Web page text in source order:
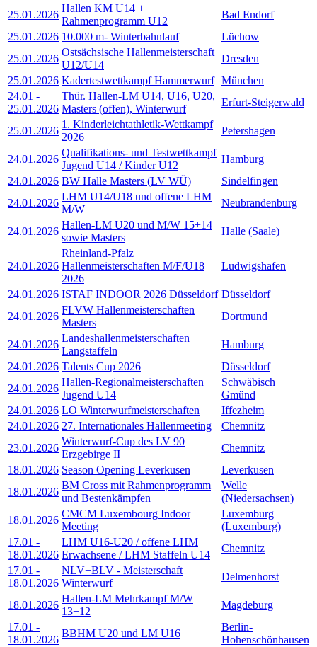
25.01.2026
Hallen KM U14 +
Rahmenprogramm U12
Bad Endorf
25.01.2026 10.000 m- Winterbahnlauf
Lüchow
25.01.2026
Ostsächsische Hallenmeisterschaft
U12/U14
Dresden
25.01.2026 Kadertestwettkampf Hammerwurf München
24.01 -
25.01.2026
Thür. Hallen-LM U14, U16, U20,
Masters (offen), Winterwurf
Erfurt-Steigerwald
25.01.2026
1. Kinderleichtathletik-Wettkampf
2026
Petershagen
24.01.2026
Qualifikations- und Testwettkampf
Jugend U14 / Kinder U12
Hamburg
24.01.2026 BW Halle Masters (LV WÜ)
Sindelfingen
24.01.2026
LHM U14/U18 und offene LHM
M/W
Neubrandenburg
24.01.2026
Hallen-LM U20 und M/W 15+14
sowie Masters
Halle (Saale)
24.01.2026
Rheinland-Pfalz
Hallenmeisterschaften M/F/U18
2026
Ludwigshafen
24.01.2026 ISTAF INDOOR 2026 Düsseldorf Düsseldorf
24.01.2026
FLVW Hallenmeisterschaften
Masters
Dortmund
24.01.2026
Landeshallenmeisterschaften
Langstaffeln
Hamburg
24.01.2026 Talents Cup 2026
Düsseldorf
24.01.2026
Hallen-Regionalmeisterschaften
Jugend U14
Schwäbisch
Gmünd
24.01.2026 LO Winterwurfmeisterschaften
Iffezheim
24.01.2026 27. Internationales Hallenmeeting
Chemnitz
23.01.2026
Winterwurf-Cup des LV 90
Erzgebirge II
Chemnitz
18.01.2026 Season Opening Leverkusen
Leverkusen
18.01.2026
BM Cross mit Rahmenprogramm
und Bestenkämpfen
Welle
(Niedersachsen)
18.01.2026
CMCM Luxembourg Indoor
Meeting
Luxemburg
(Luxemburg)
17.01 -
18.01.2026
LHM U16-U20 / offene LHM
Erwachsene / LHM Staffeln U14
Chemnitz
17.01 -
18.01.2026
NLV+BLV - Meisterschaft
Winterwurf
Delmenhorst
18.01.2026
Hallen-LM Mehrkampf M/W
13+12
Magdeburg
17.01 -
18.01.2026
BBHM U20 und LM U16
Berlin-
Hohenschönhausen